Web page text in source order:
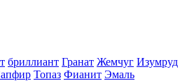
бриллиант Гранат Жемчуг Изумруд
Топаз Фианит Эмаль